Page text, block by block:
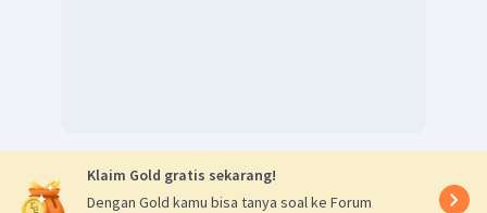
Klaim Gold gratis sekarang!
Dengan Gold kamu bisa tanya soal ke Forum